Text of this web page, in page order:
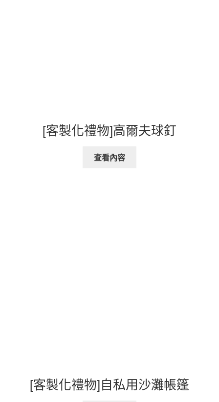
[客製化禮物]高爾夫球釘
查看內容
[客製化禮物]自私用沙灘帳篷